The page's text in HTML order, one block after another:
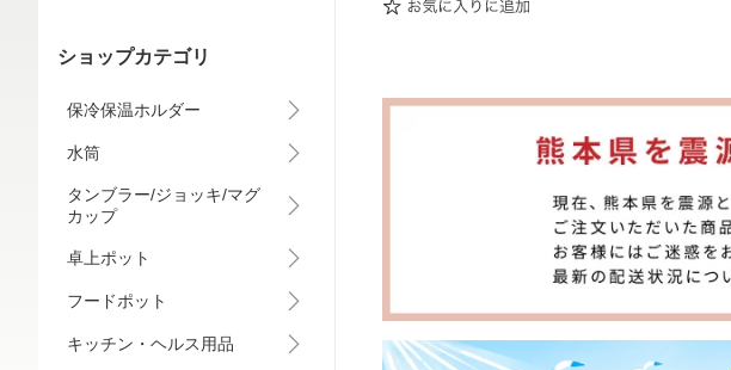
ショップカテゴリ
保冷保温ホルダー
水筒
タンブラー/ジョッキ/マグ
カップ
卓上ポット
フードポット
キッチン・ヘルス用品